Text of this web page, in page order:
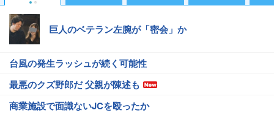
巨人のベテラン左腕が「密会」か
台風の発生ラッシュが続く可能性
最悪のクズ野郎だ 父親が陳述も
商業施設で面識ないJCを殴ったか